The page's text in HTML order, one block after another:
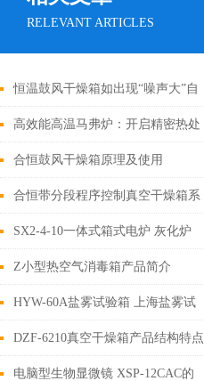
RELEVANT ARTICLES
恒温鼓风干燥箱如出现“噪声大”自
我排查和处理方法
高效能高温马弗炉：开启精密热处
理新时代
合恒鼓风干燥箱原理及使用
合恒带分段程序控制真空干燥箱系
统自整定设置
SX2-4-10一体式箱式电炉 灰化炉
Z小型热空气消毒箱产品简介
HYW-60A盐雾试验箱 上海盐雾试
验机的产品用途
DZF-6210真空干燥箱产品结构特点
电脑型生物显微镜 XSP-12CAC的